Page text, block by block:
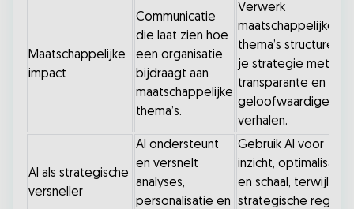
Maatschappelijke
impact
Communicatie
die laat zien hoe
een organisatie
bijdraagt aan
maatschappelijke
thema’s.
Verwerk
maatschappelijke
thema’s structureel
je strategie met
transparante en
geloofwaardige
verhalen.
AI als strategische
versneller
AI ondersteunt
en versnelt
analyses,
personalisatie en
Gebruik AI voor
inzicht, optimalisatie
en schaal, terwijl jij
strategische regie